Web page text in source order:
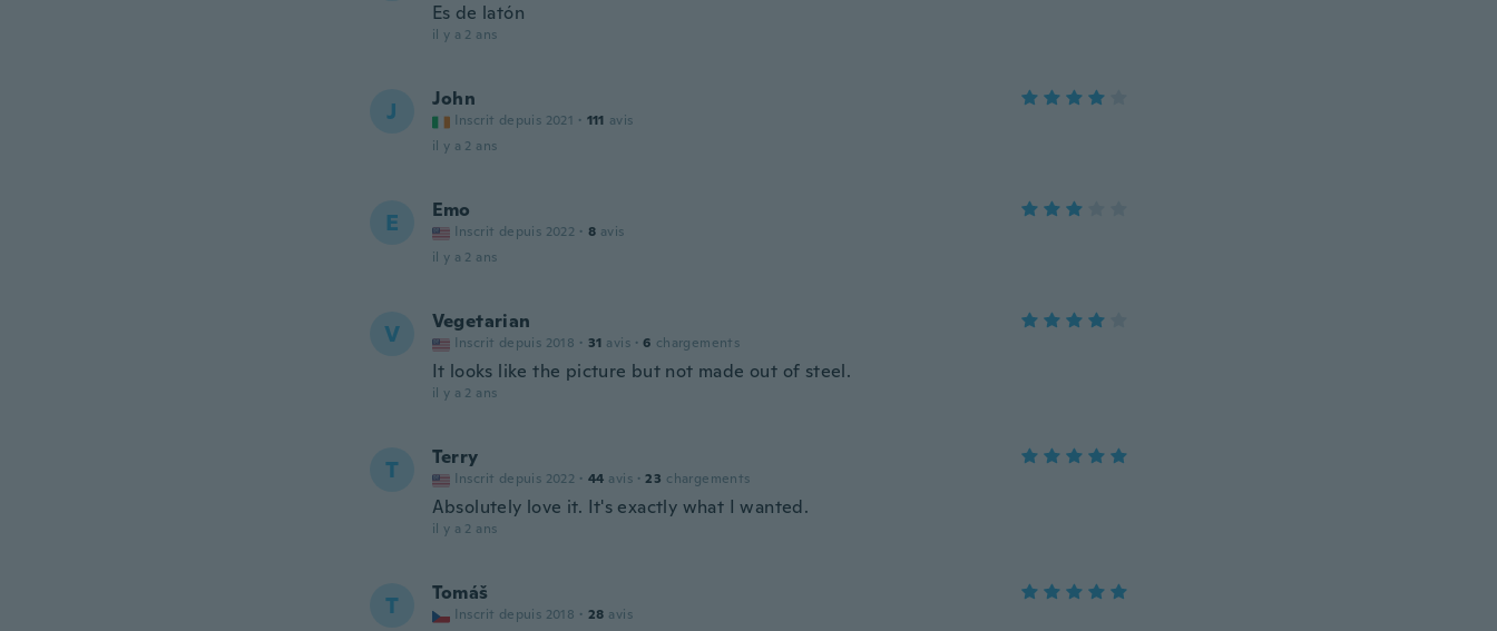
Es de latón
il y a 2 ans
J John
Inscrit depuis 2021 · 111 avis
il y a 2 ans
E Emo
Inscrit depuis 2022 · 8 avis
il y a 2 ans
V Vegetarian
Inscrit depuis 2018 · 31 avis · 6 chargements
It looks like the picture but not made out of steel.
il y a 2 ans
T Terry
Inscrit depuis 2022 · 44 avis · 23 chargements
Absolutely love it. It's exactly what I wanted.
il y a 2 ans
T Tomáš
Inscrit depuis 2018 · 28 avis